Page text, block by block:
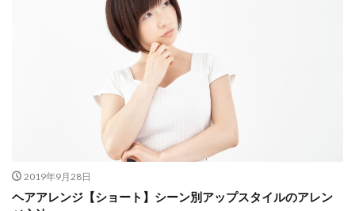
2019年9月28日
ヘアアレンジ【ショート】シーン別アップスタイルのアレン